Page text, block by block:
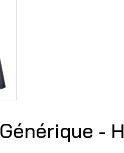
Générique -